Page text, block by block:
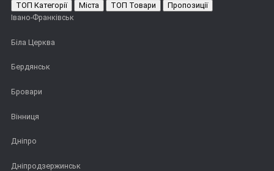
ТОП Категорії Міста ТОП Товари
Пропозиції
Івано-Франківськ
Біла Церква
Бердянськ
Бровари
Вінниця
Дніпро
Дніпродзержинськ